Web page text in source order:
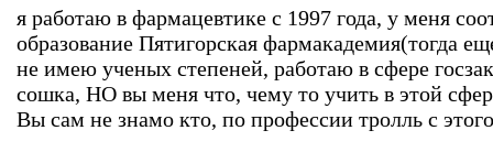
я работаю в фармацевтике с 1997 года, у меня
образование Пятигорская фармакадемия(тогда
не имею ученых степеней, работаю в сфере
сошка, НО вы меня что, чему то учить в этой
Вы сам не знамо кто, по профессии тролль с